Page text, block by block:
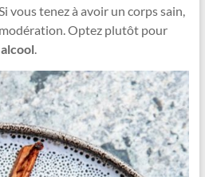
Si vous tenez à avoir un corps sain,
modération. Optez plutôt pour
.